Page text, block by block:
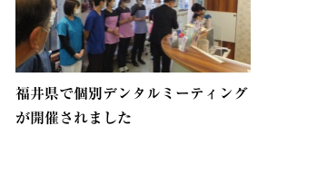
福井県で個別デンタルミーティング
が開催されました